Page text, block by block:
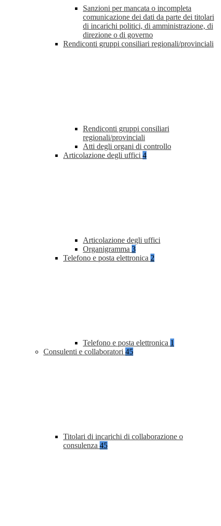
Sanzioni per mancata o incompleta
comunicazione dei dati da parte dei titolari
di incarichi politici, di amministrazione, di
direzione o di governo
Rendiconti gruppi consiliari regionali/provinciali
Rendiconti gruppi consiliari
regionali/provinciali
Atti degli organi di controllo
Articolazione degli uffici 4
Articolazione degli uffici
Organigramma 3
Telefono e posta elettronica 2
Telefono e posta elettronica 1
Consulenti e collaboratori 45
Titolari di incarichi di collaborazione o
consulenza 45